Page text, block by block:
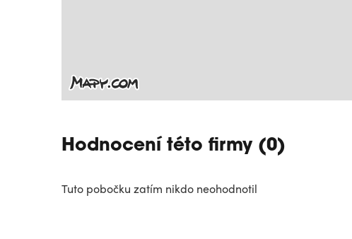
Hodnocení této firmy (0)
Tuto pobočku zatím nikdo neohodnotil